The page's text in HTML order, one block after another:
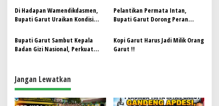
Problematika Daerah
Kemiskinan
Di Hadapan Wamendikdasmen,
Bupati Garut Uraikan Kondisi
Lakukan Perbaikan
Pelantikan Permata Intan,
Bupati Garut Dorong Peran
Daerah
Bupati Garut Sambut Kepala
Badan Gizi Nasional, Perkuat
Kopi Garut Harus Jadi Milik Orang
Garut !!
Jangan Lewatkan